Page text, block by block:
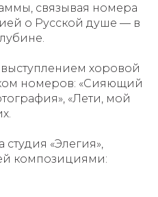
связывая номера
о Русской душе — в
хоровой
номеров: «Сияющий
«Лети, мой
студия «Элегия»,
композициями: